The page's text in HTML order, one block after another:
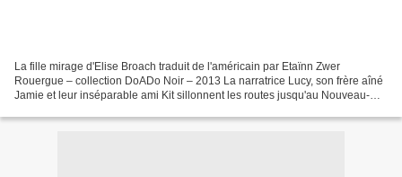
La fille mirage d'Elise Broach traduit de l'américain par Etaïnn Zwer
Rouergue – collection DoADo Noir – 2013 La narratrice Lucy, son frère aîné
Jamie et leur inséparable ami Kit sillonnent les routes jusqu'au Nouveau-